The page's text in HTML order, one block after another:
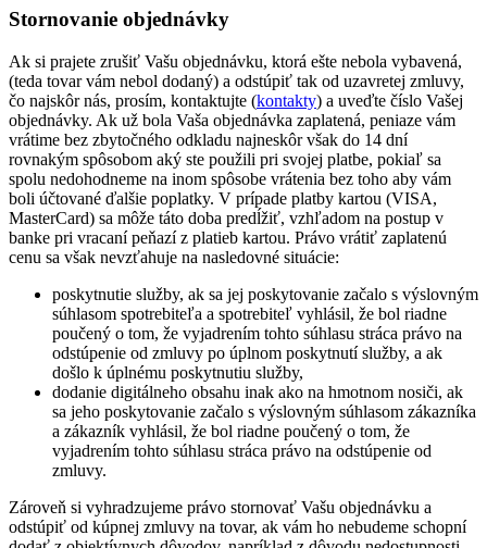
Stornovanie objednávky
Ak si prajete zrušiť Vašu objednávku, ktorá ešte nebola vybavená,
(teda tovar vám nebol dodaný) a odstúpiť tak od uzavretej zmluvy,
čo najskôr nás, prosím, kontaktujte (kontakty) a uveďte číslo Vašej
objednávky. Ak už bola Vaša objednávka zaplatená, peniaze vám
vrátime bez zbytočného odkladu najneskôr však do 14 dní
rovnakým spôsobom aký ste použili pri svojej platbe, pokiaľ sa
spolu nedohodneme na inom spôsobe vrátenia bez toho aby vám
boli účtované ďalšie poplatky. V prípade platby kartou (VISA,
MasterCard) sa môže táto doba predĺžiť, vzhľadom na postup v
banke pri vracaní peňazí z platieb kartou. Právo vrátiť zaplatenú
cenu sa však nevzťahuje na nasledovné situácie:
poskytnutie služby, ak sa jej poskytovanie začalo s výslovným
súhlasom spotrebiteľa a spotrebiteľ vyhlásil, že bol riadne
poučený o tom, že vyjadrením tohto súhlasu stráca právo na
odstúpenie od zmluvy po úplnom poskytnutí služby, a ak
došlo k úplnému poskytnutiu služby,
dodanie digitálneho obsahu inak ako na hmotnom nosiči, ak
sa jeho poskytovanie začalo s výslovným súhlasom zákazníka
a zákazník vyhlásil, že bol riadne poučený o tom, že
vyjadrením tohto súhlasu stráca právo na odstúpenie od
zmluvy.
Zároveň si vyhradzujeme právo stornovať Vašu objednávku a
odstúpiť od kúpnej zmluvy na tovar, ak vám ho nebudeme schopní